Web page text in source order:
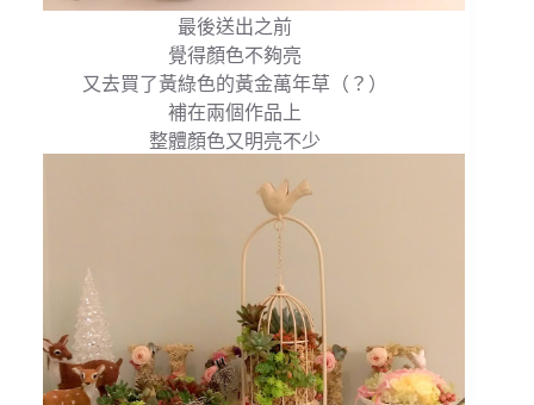
最後送出之前
覺得顏色不夠亮
又去買了黃綠色的黃金萬年草（？）
補在兩個作品上
整體顏色又明亮不少